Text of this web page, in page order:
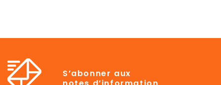
S’abonner aux